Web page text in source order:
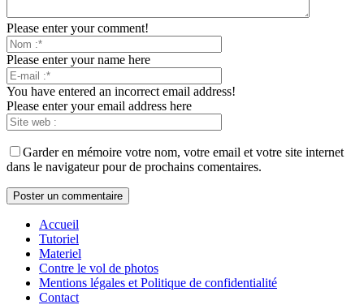
Please enter your comment!
Please enter your name here
You have entered an incorrect email address!
Please enter your email address here
Garder en mémoire votre nom, votre email et votre site internet
dans le navigateur pour de prochains comentaires.
Accueil
Tutoriel
Materiel
Contre le vol de photos
Mentions légales et Politique de confidentialité
Contact